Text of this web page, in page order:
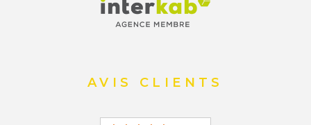
AVIS CLIENTS